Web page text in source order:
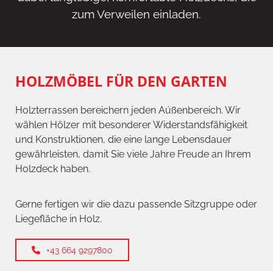
zum Verweilen einladen.
HOLZMÖBEL FÜR DEN GARTEN
Holzterrassen bereichern jeden Aúßenbereich. Wir
wählen Hölzer mit besonderer Widerstandsfähigkeit
und Konstruktionen, die eine lange Lebensdauer
gewährleisten, damit Sie viele Jahre Freude an Ihrem
Holzdeck haben.
Gerne fertigen wir die dazu passende Sitzgruppe oder
Liegefläche in Holz.
+43 664 9297800